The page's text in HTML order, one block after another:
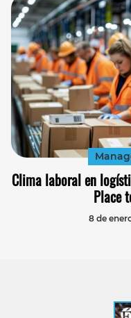
Clima laboral en
Place
8 de